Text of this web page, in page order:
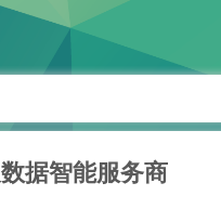
据智能服务商